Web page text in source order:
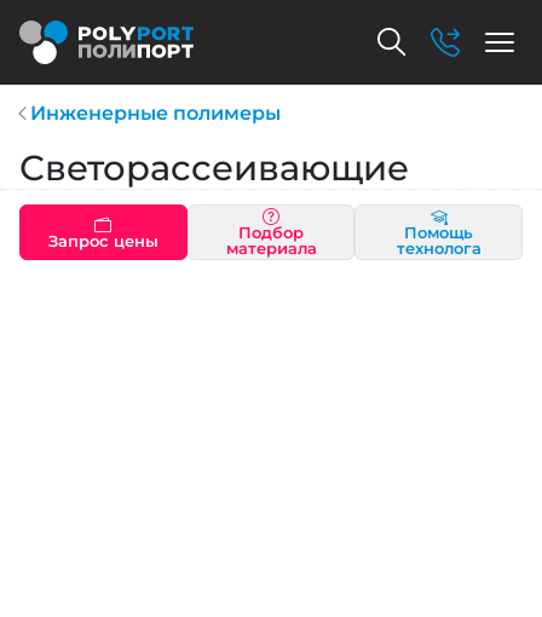
Инженерные полимеры
Светорассеивающие
Запрос цены
Подбор
материала
Помощь
технолога